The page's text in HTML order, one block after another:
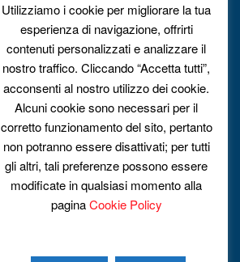
Utilizziamo i cookie per migliorare la tua
esperienza di navigazione, offrirti
contenuti personalizzati e analizzare il
nostro traffico. Cliccando “Accetta tutti”,
acconsenti al nostro utilizzo dei cookie.
Alcuni cookie sono necessari per il
corretto funzionamento del sito, pertanto
non potranno essere disattivati; per tutti
gli altri, tali preferenze possono essere
modificate in qualsiasi momento alla
paginaCookie Policy